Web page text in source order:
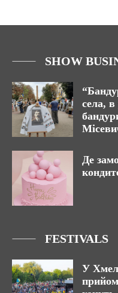
SHOW
села, в
Де
FESTIVALS
У
прийом